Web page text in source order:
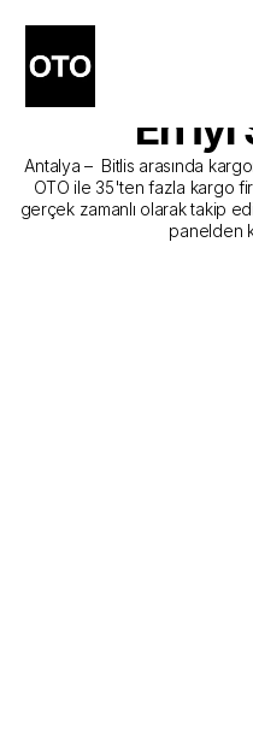
Antalya -
Gönderim
En İyi
Antalya –  Bitlis arasında
OTO ile 35'ten fazla kargo
gerçek zamanlı olarak takip
panelden